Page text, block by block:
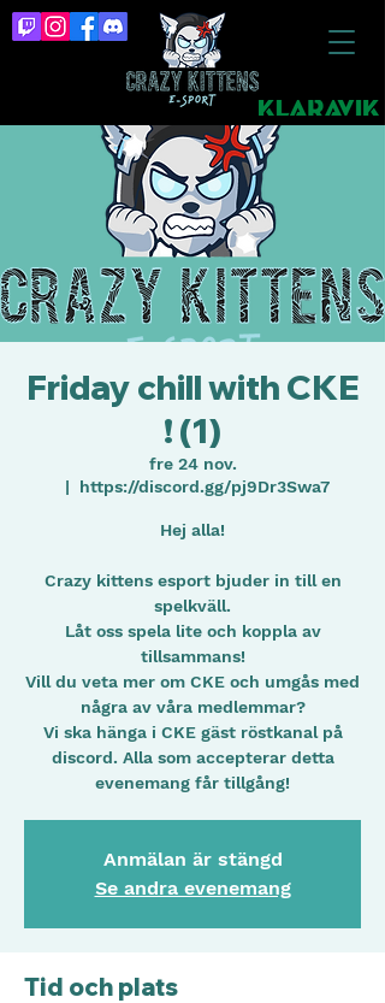
Friday chill with CKE
! (1)
fre 24 nov.
  |
https://discord.gg/pj9Dr3Swa7
Hej alla!
Crazy kittens esport bjuder in till en
spelkväll.
Låt oss spela lite och koppla av
tillsammans!
Vill du veta mer om CKE och umgås med
några av våra medlemmar?
Vi ska hänga i CKE gäst röstkanal på
discord. Alla som accepterar detta
Anmälan är stängd
Se andra evenemang
Tid och plats